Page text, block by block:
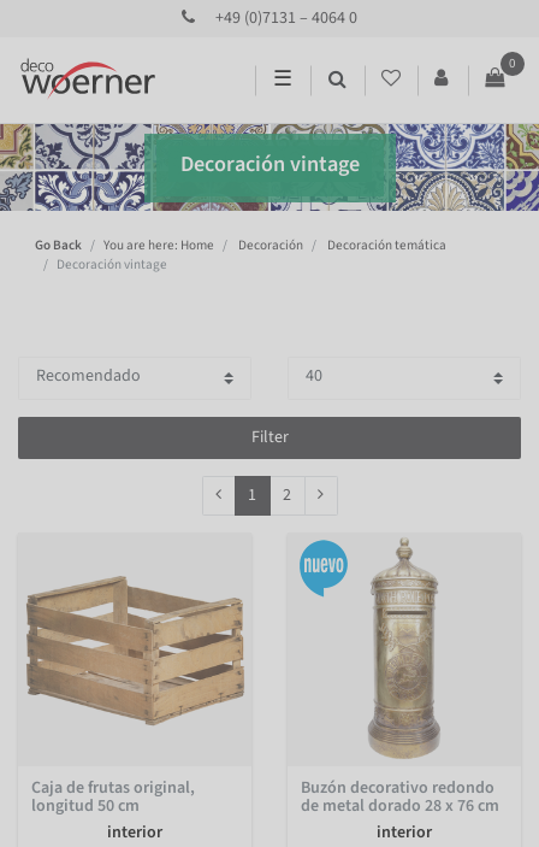
+49 (0)7131 – 4064 0
☰
0
Decoración vintage
Go Back You are here: Home Decoración
Decoración temática
Decoración vintage
Filter
1 2
Caja de frutas original,
longitud 50 cm
interior
Buzón decorativo redondo
de metal dorado 28 x 76 cm
interior